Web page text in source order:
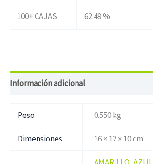
100+ CAJAS 62.49 %
Información adicional
Peso 0.550 kg
Dimensiones 16 × 12 × 10 cm